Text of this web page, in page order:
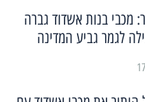
מכבי בנות אשדוד גברה
לגמר גביע המדינה